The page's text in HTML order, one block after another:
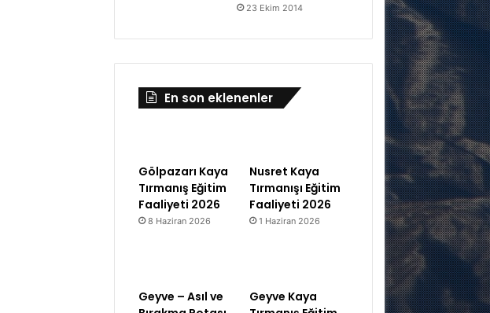
23 Ekim 2014
En son eklenenler
Gölpazarı Kaya
Tırmanış Eğitim
Faaliyeti 2026
8 Haziran 2026
Nusret Kaya
Tırmanışı Eğitim
Faaliyeti 2026
1 Haziran 2026
Geyve – Asıl ve
Geyve Kaya